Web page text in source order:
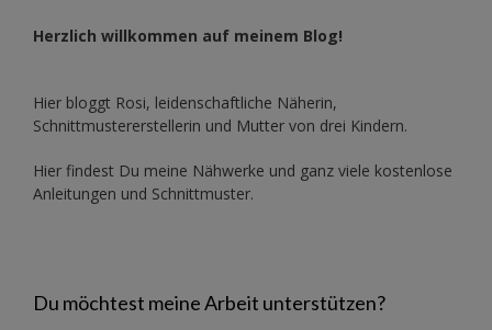
Herzlich willkommen auf meinem Blog!
Hier bloggt Rosi, leidenschaftliche Näherin,
Schnittmustererstellerin und Mutter von drei Kindern.
Hier findest Du meine Nähwerke und ganz viele kostenlose
Anleitungen und Schnittmuster.
Du möchtest meine Arbeit unterstützen?